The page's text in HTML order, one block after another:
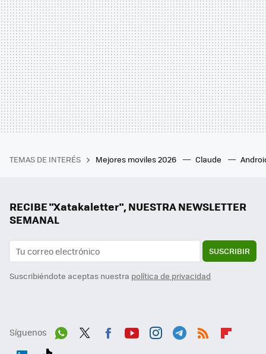
TEMAS DE INTERÉS Mejores moviles 2026 Claude
RECIBE "Xatakaletter", NUESTRA NEWSLETTER
SEMANAL
SUSCRIBIR
Suscribiéndote aceptas nuestra política de privacidad
Síguenos